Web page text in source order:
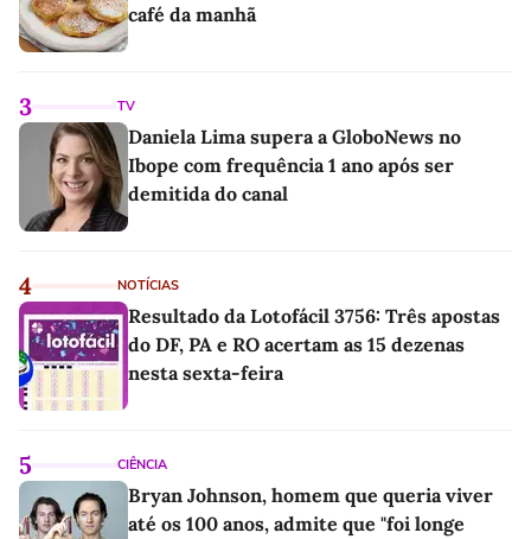
café da manhã
3 TV
Daniela Lima supera a GloboNews no
Ibope com frequência 1 ano após ser
demitida do canal
4 NOTÍCIAS
Resultado da Lotofácil 3756: Três apostas
do DF, PA e RO acertam as 15 dezenas
nesta sexta-feira
5 CIÊNCIA
Bryan Johnson, homem que queria viver
até os 100 anos, admite que "foi longe